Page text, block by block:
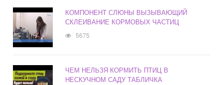
КОМПОНЕНТ СЛЮНЫ ВЫЗЫВАЮЩИЙ
СКЛЕИВАНИЕ КОРМОВЫХ ЧАСТИЦ
5675
ЧЕМ НЕЛЬЗЯ КОРМИТЬ ПТИЦ В
НЕСКУЧНОМ САДУ ТАБЛИЧКА